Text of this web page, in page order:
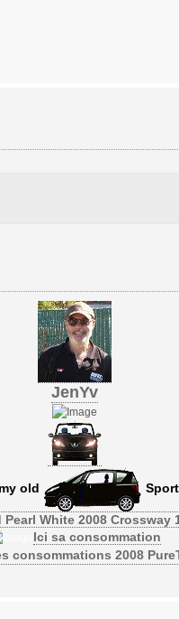
JenYv
old
Pearl White 2008 Crossway
Ici sa consommation
consommations 2008